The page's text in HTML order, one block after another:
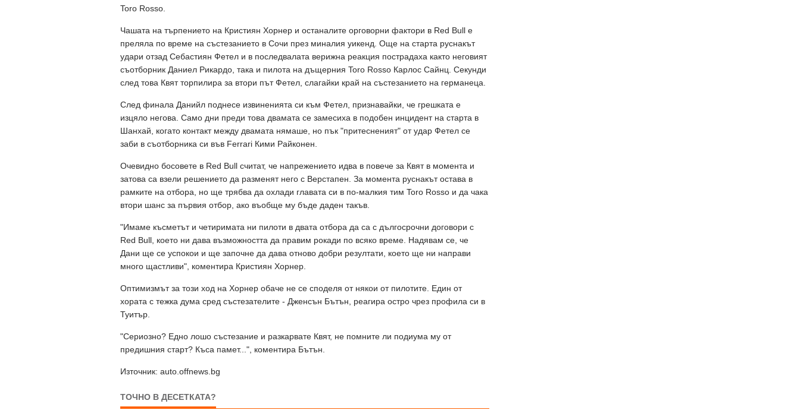
Toro Rosso.
Чашата на търпението на Кристиян Хорнер и останалите орговорни фактори в Red Bull е
преляла по време на състезанието в Сочи през миналия уикенд. Още на старта руснакът
удари отзад Себастиян Фетел и в последвалата верижна реакция пострадаха както неговият
съотборник Даниел Рикардо, така и пилота на дъщерния Toro Rosso Карлос Сайнц. Секунди
след това Квят торпилира за втори път Фетел, слагайки край на състезанието на германеца.
След финала Данийл поднесе извиненията си към Фетел, признавайки, че грешката е
изцяло негова. Само дни преди това двамата се замесиха в подобен инцидент на старта в
Шанхай, когато контакт между двамата нямаше, но пък "притесненият" от удар Фетел се
заби в съотборника си във Ferrari Кими Райконен.
Очевидно босовете в Red Bull считат, че напрежението идва в повече за Квят в момента и
затова са взели решението да разменят него с Верстапен. За момента руснакът остава в
рамките на отбора, но ще трябва да охлади главата си в по-малкия тим Toro Rosso и да чака
втори шанс за първия отбор, ако въобще му бъде даден такъв.
"Имаме късметът и четиримата ни пилоти в двата отбора да са с дългосрочни договори с
Red Bull, което ни дава възможността да правим рокади по всяко време. Надявам се, че
Дани ще се успокои и ще започне да дава отново добри резултати, което ще ни направи
много щастливи", коментира Кристиян Хорнер.
Оптимизмът за този ход на Хорнер обаче не се споделя от някои от пилотите. Един от
хората с тежка дума сред състезателите - Дженсън Бътън, реагира остро чрез профила си в
Туитър.
"Сериозно? Едно лошо състезание и разкарвате Квят, не помните ли подиума му от
предишния старт? Къса памет...", коментира Бътън.
Източник: auto.offnews.bg
ТОЧНО В ДЕСЕТКАТА?